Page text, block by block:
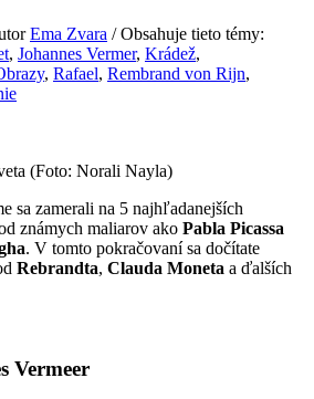
Ema Zvara / Obsahuje tieto témy:
, Johannes Vermer, Krádež,
, Rafael, Rembrand von Rijn,
(Foto: Norali Nayla)
sa zamerali na 5 najhľadanejších
známych maliarov ako Pabla Picassa
. V tomto pokračovaní sa dočítate
Rebrandta, Clauda Moneta a ďalších
Vermeer